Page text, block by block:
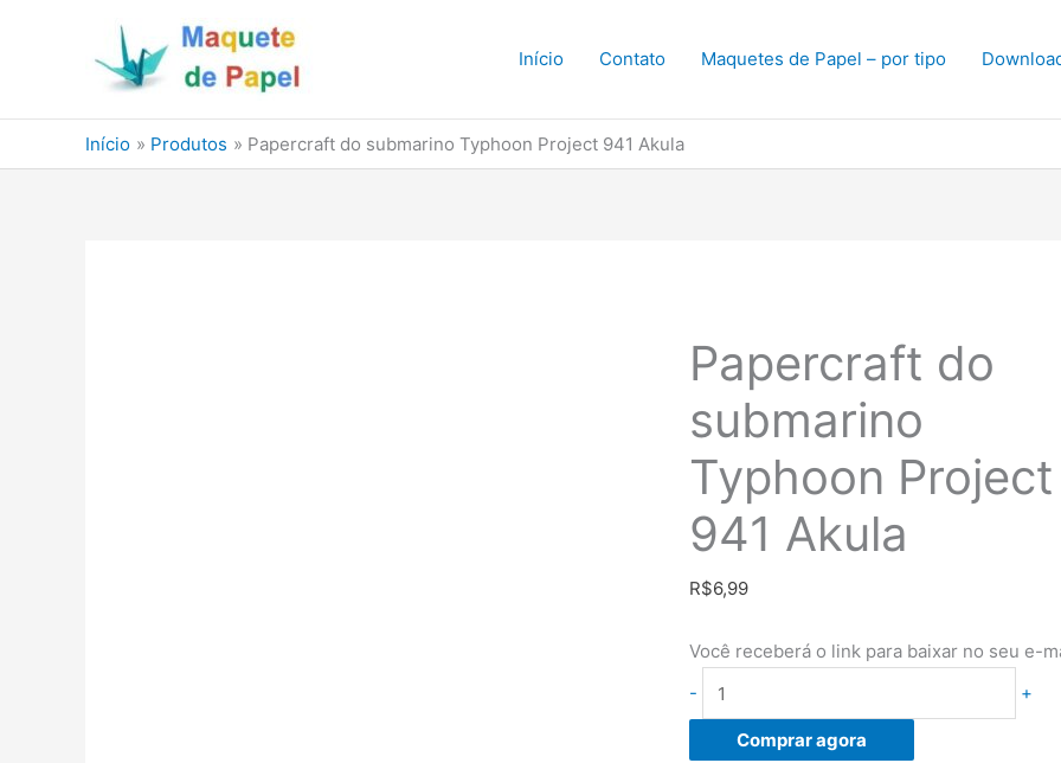
Início Contato Maquetes de Papel – por tipo
Início Produtos Papercraft do submarino Typhoon Project 941 Akula
Papercraft do
submarino
Typhoon Project
941 Akula
R$6,99
Você receberá o link para baixar no seu e-
-
Papercraft
do
submarino
+
Comprar agora